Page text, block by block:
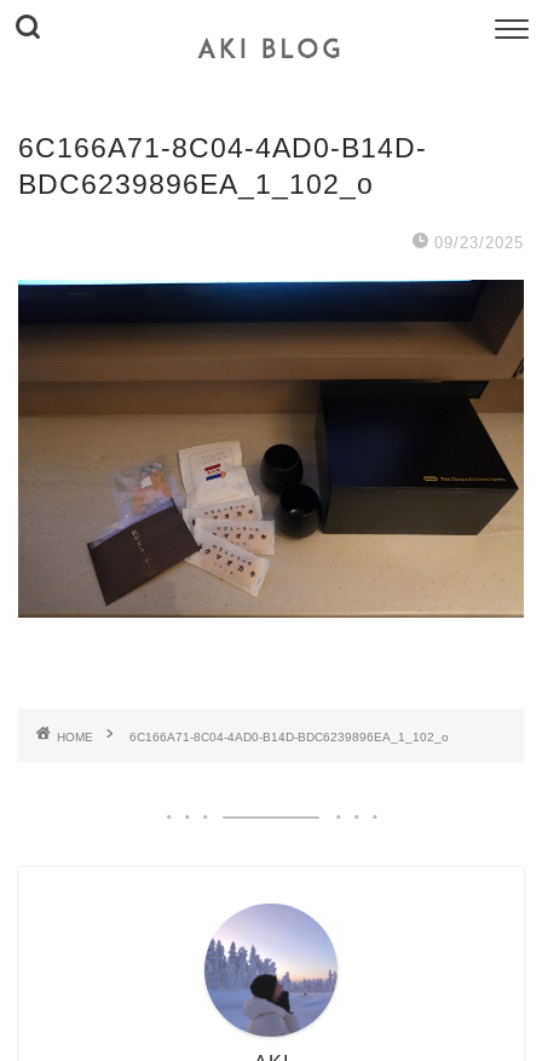
6C166A71-8C04-4AD0-B14D-
BDC6239896EA_1_102_o
09/23/2025
HOME 6C166A71-8C04-4AD0-B14D-BDC6239896EA_1_102_o